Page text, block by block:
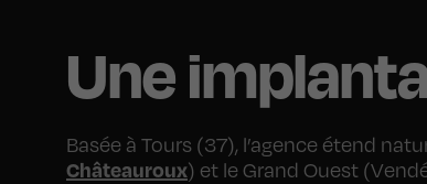
Une
Basée à Tours (37), l’agence étend
Châteauroux) et le Grand Ouest